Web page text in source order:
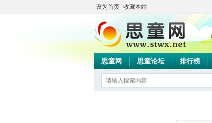
设为首页 收藏本站
思童网 思童论坛 排行榜